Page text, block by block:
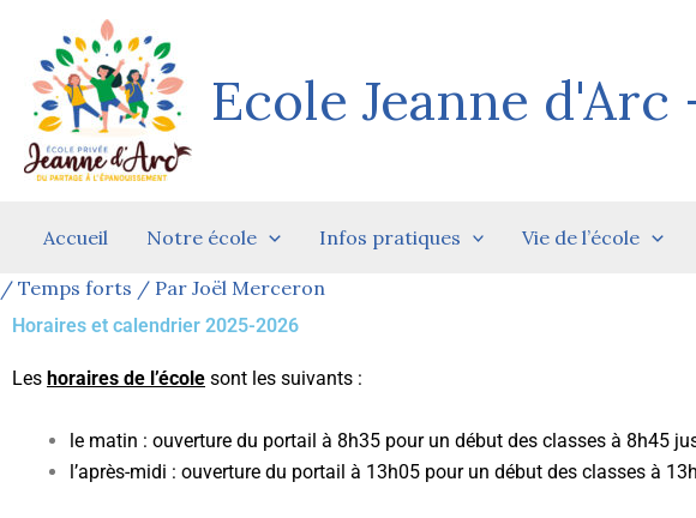
contenu
Ecole Jeanne
Accueil Notre école Infos pratiques Vie de l’école
/ Temps forts / Par Joël Merceron
Horaires et calendrier 2025-2026
Les horaires de l’école sont les suivants :
le matin : ouverture du portail à 8h35 pour un début des classes à 8h45
l’après-midi : ouverture du portail à 13h05 pour un début des classes à